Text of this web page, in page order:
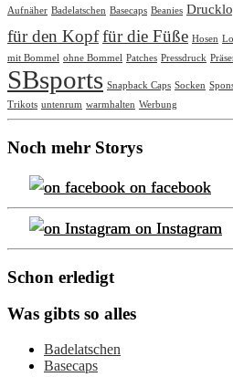
Aufnäher Badelatschen Basecaps Beanies
für den Kopffür die Füße Hosen
mit Bommel ohne Bommel Patches Pressdruck
SBsports Snapback Caps Socken
Trikots untenrum warmhalten Werbung
Noch mehr Storys
on facebook
on Instagram
Schon erledigt
Was gibts so alles
Badelatschen
Basecaps